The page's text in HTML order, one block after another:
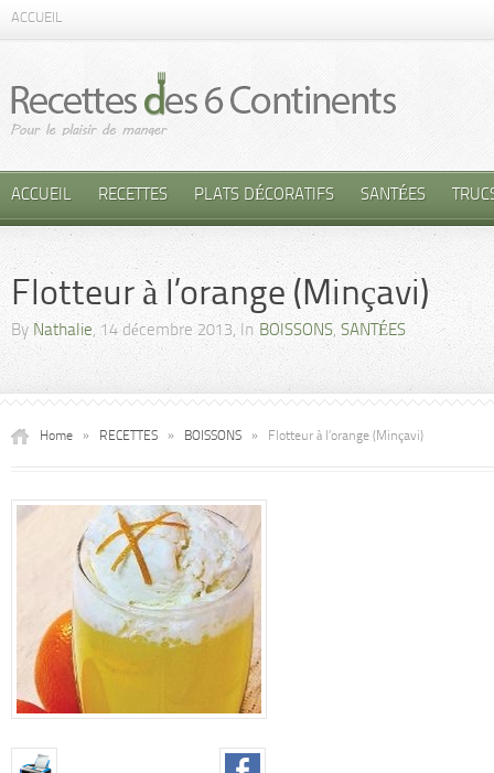
ACCUEIL
ACCUEIL RECETTES PLATS DÉCORATIFS SANTÉES
Flotteur à l’orange (Minçavi)
By Nathalie, 14 décembre 2013, In BOISSONS,SANTÉES
Home » RECETTES » BOISSONS » Flotteur à l’orange (Minçavi)